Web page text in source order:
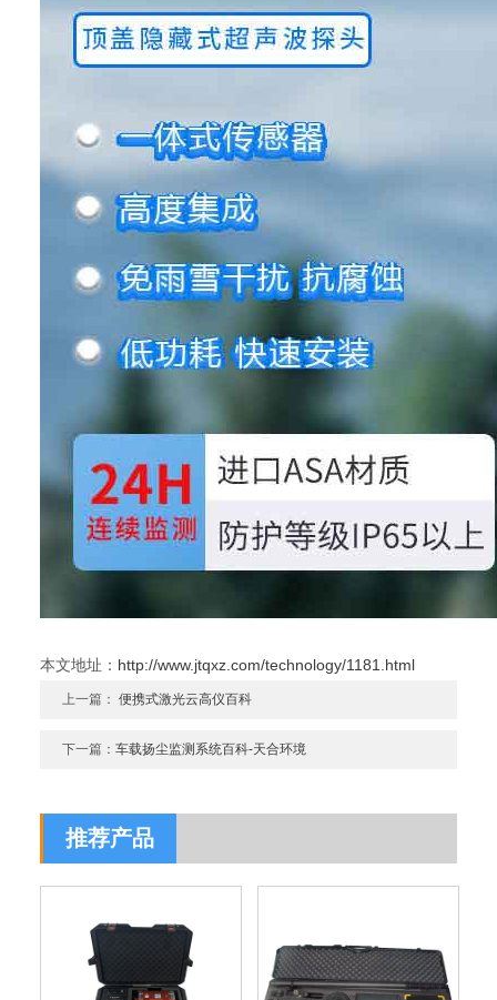
本文地址： http://www.jtqxz.com/technology/1181.html
上一篇：便携式激光云高仪百科
下一篇：车载扬尘监测系统百科-天合环境
推荐产品